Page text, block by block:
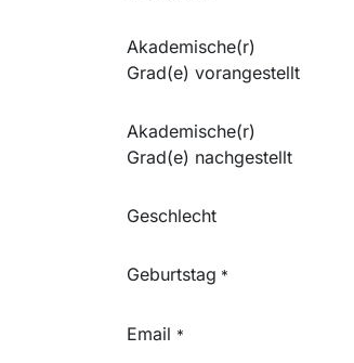
Akademische(r)
Grad(e) vorangestellt
Akademische(r)
Grad(e) nachgestellt
Geschlecht
Geburtstag *
Email *